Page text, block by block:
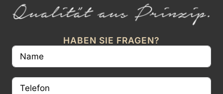
HABEN SIE FRAGEN?